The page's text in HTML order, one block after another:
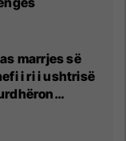
marrjes së
i ri i ushtrisë